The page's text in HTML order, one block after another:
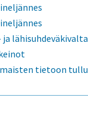
lähisuhdeväkivalta
tietoon